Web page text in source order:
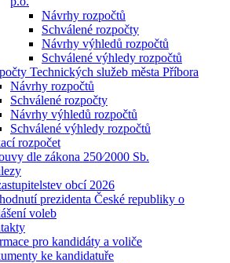
Návrhy rozpočtů
Schválené rozpočty
Návrhy výhledů rozpočtů
Schválené výhledy rozpočtů
Technických služeb města Příbora
Návrhy rozpočtů
Schválené rozpočty
Návrhy výhledů rozpočtů
Schválené výhledy rozpočtů
rozpočet
dle zákona 250⁄2000 Sb.
obcí 2026
prezidenta České republiky o
voleb
pro kandidáty a voliče
ke kandidatuře